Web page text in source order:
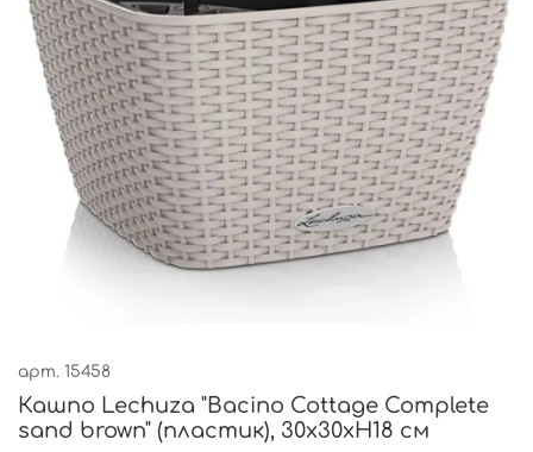
арт. 15458
Кашпо Lechuza "Bacino Cottage Complete
sand brown" (пластик), 30x30xH18 см